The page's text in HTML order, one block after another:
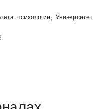
психологии, Университет